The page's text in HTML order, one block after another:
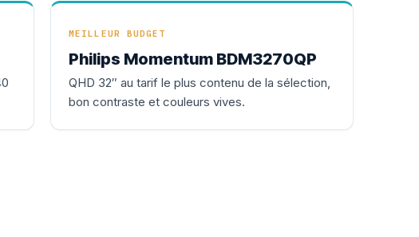
MEILLEUR BUDGET
Philips Momentum BDM3270QP
QHD 32″ au tarif le plus contenu de la sélection,
bon contraste et couleurs vives.